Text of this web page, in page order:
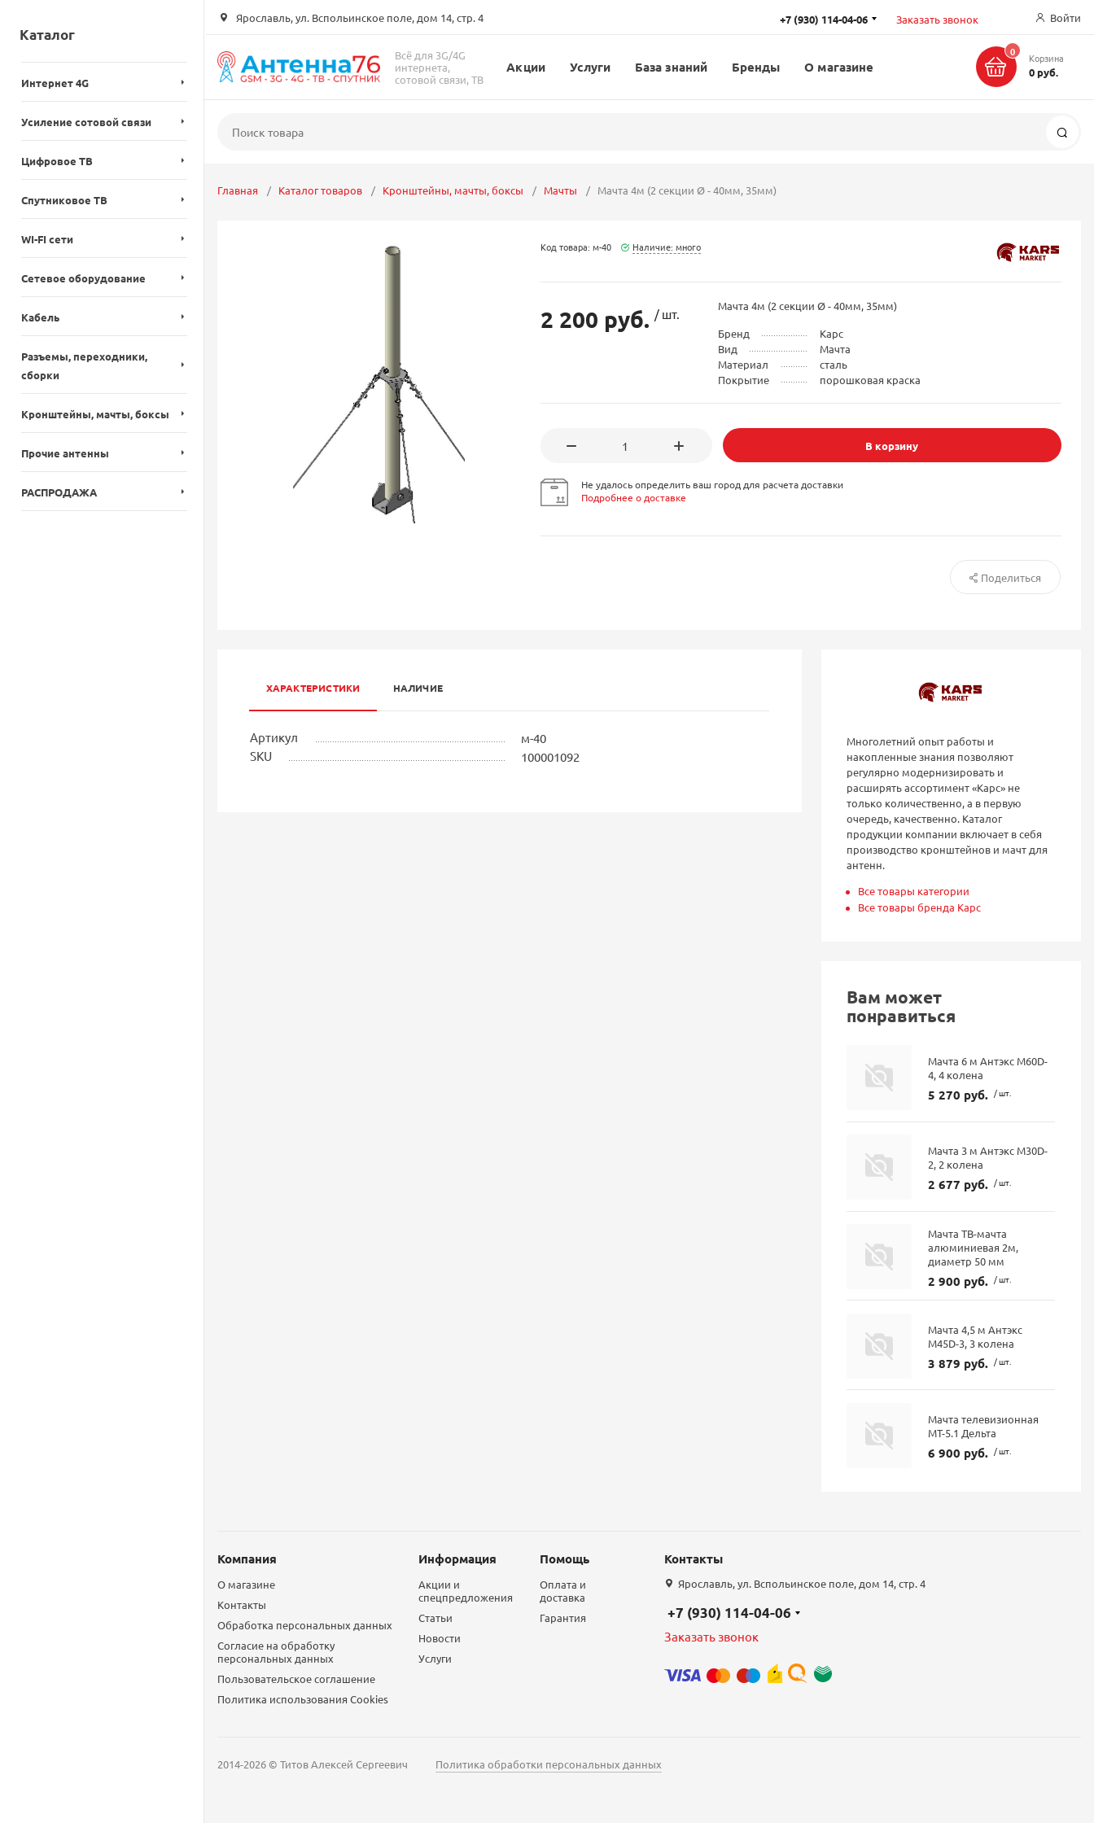
Ярославль, ул. Вспольинское поле, дом 14, стр. 4 +7 (930) 114-04-06 Заказать звонок Войти
Всё для 3G/4G
интернета,
сотовой связи, ТВ
Акции Услуги База знаний Бренды О магазине
0 Корзина
0 руб.
Каталог
Интернет 4G
Усиление сотовой связи
Цифровое ТВ
Спутниковое ТВ
WI-FI сети
Сетевое оборудование
Кабель
Разъемы, переходники,
сборки
Кронштейны, мачты, боксы
Прочие антенны
РАСПРОДАЖА
Главная Каталог товаров Кронштейны, мачты, боксы Мачты Мачта 4м (2 секции Ø - 40мм, 35мм)
Код товара: м-40 Наличие: много
2 200 руб. / шт.
Мачта 4м (2 секции Ø - 40мм, 35мм)
Бренд
Карс
Вид
Мачта
Материал
сталь
Покрытие
порошковая краска
В корзину
Не удалось определить ваш город для расчета доставки
Подробнее о доставке
Поделиться
ХАРАКТЕРИСТИКИ НАЛИЧИЕ
Артикул
м-40
SKU
100001092
Многолетний опыт работы и
накопленные знания позволяют
регулярно модернизировать и
расширять ассортимент «Карс» не
только количественно, а в первую
очередь, качественно. Каталог
продукции компании включает в себя
производство кронштейнов и мачт для
антенн.
Все товары категории
Все товары бренда Карс
Вам может
понравиться
Мачта 6 м Антэкс M60D-
4, 4 колена
5 270 руб. / шт.
Мачта 3 м Антэкс M30D-
2, 2 колена
2 677 руб. / шт.
Мачта ТВ-мачта
алюминиевая 2м,
диаметр 50 мм
2 900 руб. / шт.
Мачта 4,5 м Антэкс
M45D-3, 3 колена
3 879 руб. / шт.
Мачта телевизионная
МТ-5.1 Дельта
6 900 руб. / шт.
Компания
О магазине
Контакты
Обработка персональных данных
Согласие на обработку
персональных данных
Пользовательское соглашение
Политика использования Сookies
Информация
Акции и
спецпредложения
Статьи
Новости
Услуги
Помощь
Оплата и
доставка
Гарантия
Контакты
Ярославль, ул. Вспольинское поле, дом 14, стр. 4
+7 (930) 114-04-06
Заказать звонок
2014-2026 © Титов Алексей Сергеевич Политика обработки персональных данных